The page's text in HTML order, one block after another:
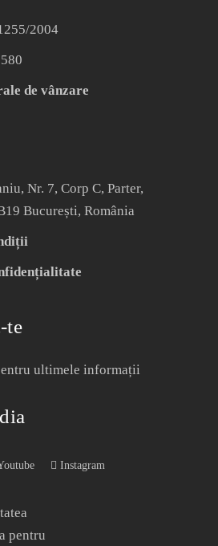
2004
de vânzare
Nr. 7, Corp C, Parter,
București, România
te
ultimele informații
Instagram